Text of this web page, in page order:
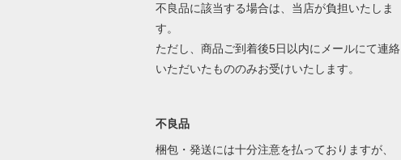
不良品に該当する場合は、当店が負担いたしま
す。
ただし、商品ご到着後5日以内にメールにて連絡
いただいたもののみお受けいたします。
不良品
梱包・発送には十分注意を払っておりますが、